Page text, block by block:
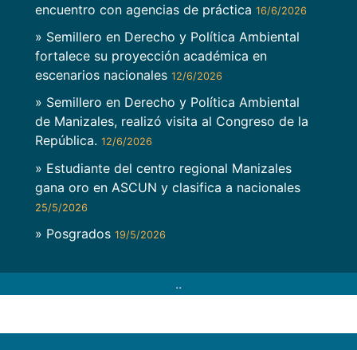
encuentro con agencias de práctica 16/6/2026
» Semillero en Derecho y Política Ambiental
fortalece su proyección académica en
escenarios nacionales 12/6/2026
» Semillero en Derecho y Política Ambiental
de Manizales, realizó visita al Congreso de la
República. 12/6/2026
» Estudiante del centro regional Manizales
gana oro en ASCUN y clasifica a nacionales
25/5/2026
» Posgrados 19/5/2026
..